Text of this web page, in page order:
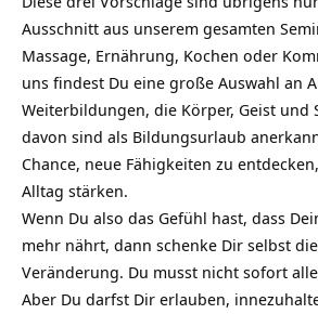
Ausschnitt aus unserem gesamten
Massage, Ernährung, Kochen oder
uns findest Du eine große Auswahl an
Weiterbildungen, die Körper, Geist und
davon sind als Bildungsurlaub
Chance, neue Fähigkeiten zu
Alltag stärken.
Wenn Du also das Gefühl hast, dass
mehr nährt, dann schenke Dir selbst
Veränderung. Du musst nicht sofort
Aber Du darfst Dir erlauben,